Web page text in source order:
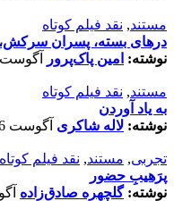
مستند, نقد فیلم کوتاه
درهای بسته، پسران
نوشته: امین پاک‌پرور آگوست 11, 2025
مستند, نقد فیلم کوتاه
به یاد آوردن
نوشته: لاله شاکری آگوست 6, 2025
تجربی, مستند, نقد فیلم کوتاه
پرَهیب‌ِ حضور
نوشته:گلچهره صادق‌زاده